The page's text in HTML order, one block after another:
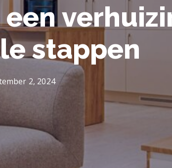
stappen
2, 2024